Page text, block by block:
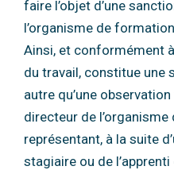
faire l’objet d’une
l’organisme de
Ainsi, et conformément
du travail, constitue une
autre qu’une
directeur de l’organisme
représentant, à la suite
stagiaire ou de l’apprenti